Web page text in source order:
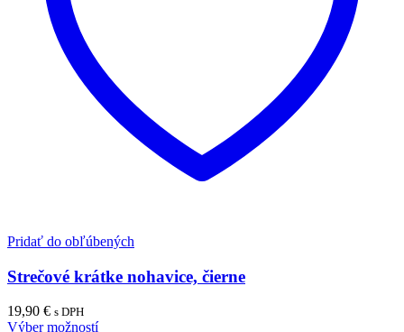
Pridať do obľúbených
Strečové krátke nohavice, čierne
19,90 € s DPH
Výber možností